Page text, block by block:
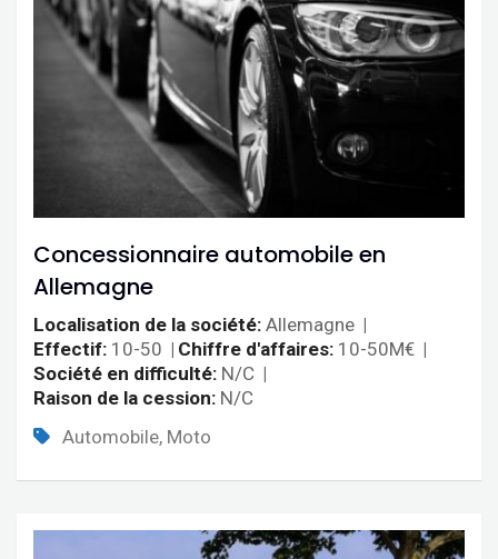
Concessionnaire automobile en
Allemagne
Localisation de la société Allemagne
Effectif 10-50 Chiffre d'affaires 10-50M€
Société en difficulté N/C
Raison de la cession N/C
Automobile, Moto